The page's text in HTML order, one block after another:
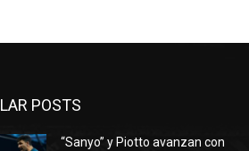
POSTS
“Sanyo” y Piotto avanzan con